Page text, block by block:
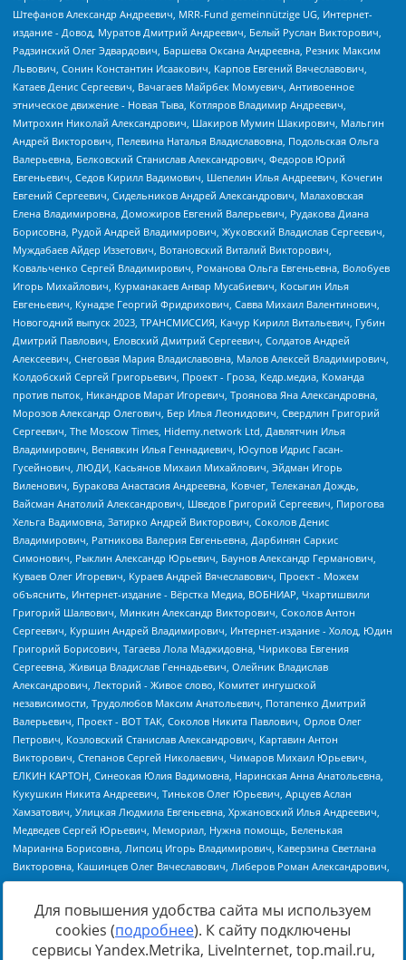
https://minjust.gov.ru/uploaded/files/reestr-
Для повышения удобства сайта мы используем
cookies (подробнее). К сайту подключены
сервисы Yandex.Metrika, LiveInternet, top.mail.ru,